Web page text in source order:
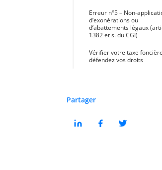
Erreur n°5 – Non-
d’exonérations ou
d’abattements légaux
1382 et s. du CGI)
Vérifier votre taxe
défendez vos droits
Partager